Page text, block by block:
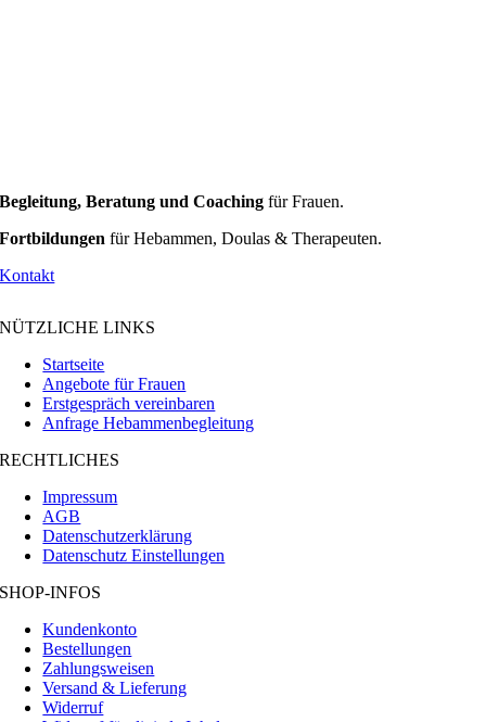
Begleitung, Beratung und Coaching für Frauen.
Fortbildungen für Hebammen, Doulas & Therapeuten.
Kontakt
NÜTZLICHE LINKS
Startseite
Angebote für Frauen
Erstgespräch vereinbaren
Anfrage Hebammenbegleitung
RECHTLICHES
Impressum
AGB
Datenschutzerklärung
Datenschutz Einstellungen
SHOP-INFOS
Kundenkonto
Bestellungen
Zahlungsweisen
Versand & Lieferung
Widerruf